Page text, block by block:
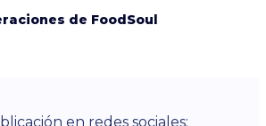
de FoodSoul
en redes sociales: